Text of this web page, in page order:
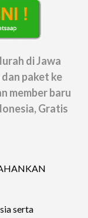
diJawa
paket ke
member baru
Gratis
serta